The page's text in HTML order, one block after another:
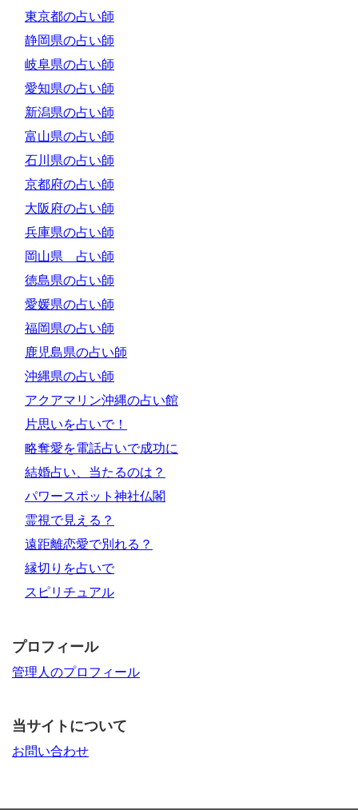
東京都の占い師
静岡県の占い師
岐阜県の占い師
愛知県の占い師
新潟県の占い師
富山県の占い師
石川県の占い師
京都府の占い師
大阪府の占い師
兵庫県の占い師
岡山県 占い師
徳島県の占い師
愛媛県の占い師
福岡県の占い師
鹿児島県の占い師
沖縄県の占い師
アクアマリン沖縄の占い館
片思いを占いで！
略奪愛を電話占いで成功に
結婚占い、当たるのは？
パワースポット神社仏閣
霊視で見える？
遠距離恋愛で別れる？
縁切りを占いで
スピリチュアル
プロフィール
管理人のプロフィール
当サイトについて
お問い合わせ